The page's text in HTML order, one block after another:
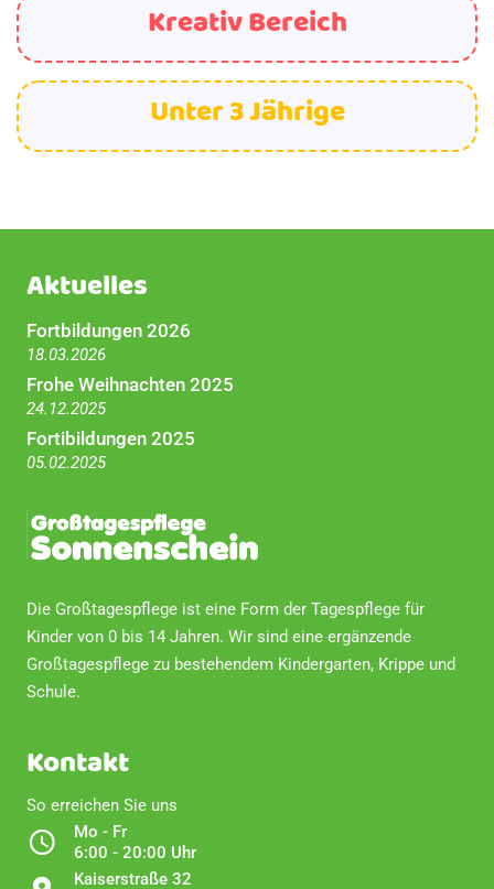
Kreativ Bereich
Unter 3 Jährige
Aktuelles
Fortbildungen 2026
18.03.2026
Frohe Weihnachten 2025
24.12.2025
Fortibildungen 2025
05.02.2025
Die Großtagespflege ist eine Form der Tagespflege für
Kinder von 0 bis 14 Jahren. Wir sind eine ergänzende
Großtagespflege zu bestehendem Kindergarten, Krippe und
Schule.
Kontakt
So erreichen Sie uns
Mo - Fr
6:00 - 20:00 Uhr
Kaiserstraße 32